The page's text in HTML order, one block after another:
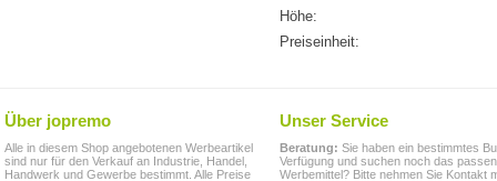
Höhe:
Preiseinheit:
Über jopremo
Alle in diesem Shop angebotenen Werbeartikel
sind nur für den Verkauf an Industrie, Handel,
Handwerk und Gewerbe bestimmt. Alle Preise
Unser Service
Beratung: Sie haben ein bestimmtes
Verfügung und suchen noch das
Werbemittel? Bitte nehmen Sie Kontakt